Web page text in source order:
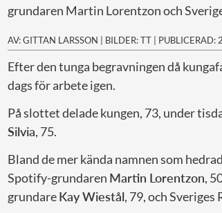
grundaren Martin Lorentzon och
AV: GITTAN LARSSON | BILDER: TT |
Efter den tunga begravningen då
dags för arbete igen.
På slottet delade kungen, 73, under
Silvia, 75.
Bland de mer kända namnen som
Spotify-grundaren Martin Lorentzon,
grundareKay Wiestål, 79, och Sveriges